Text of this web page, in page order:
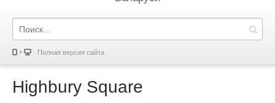
Полная версия сайта
Highbury Square